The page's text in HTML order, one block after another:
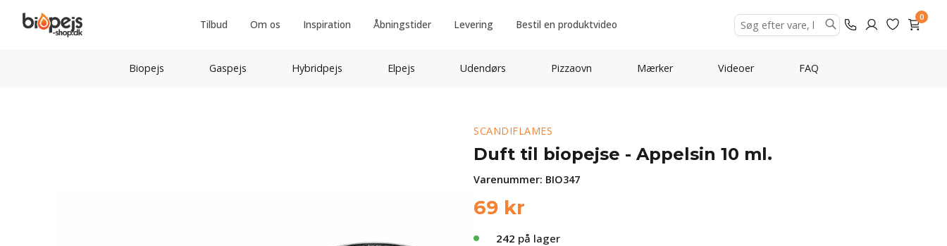
Tilbud Om os Inspiration Åbningstider Levering Bestil en produktvideo
0
Biopejs Gaspejs Hybridpejs Elpejs Udendørs Pizzaovn Mærker Videoer FAQ
SCANDIFLAMES
Duft til biopejse - Appelsin 10 ml.
Varenummer: BIO347
69 kr
242 på lager